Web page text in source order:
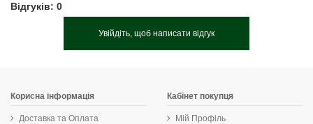
Відгуків: 0
Увійдіть, щоб написати відгук
Корисна інформація
Доставка та Оплата
Кабінет покупця
Мій Профіль